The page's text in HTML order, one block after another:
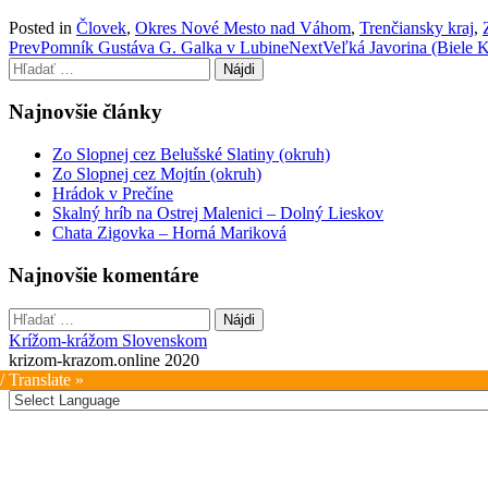
Posted in Človek, Okres Nové Mesto nad Váhom, Trenčiansky kraj,
Post
navigation
PrevPomník Gustáva G. Galka v LubineNextVeľká Javorina (Biele
Hľadať:
Najnovšie články
Zo Slopnej cez Belušské Slatiny (okruh)
Zo Slopnej cez Mojtín (okruh)
Hrádok v Prečíne
Skalný hríb na Ostrej Malenici – Dolný Lieskov
Chata Zigovka – Horná Mariková
Najnovšie komentáre
Hľadať:
Krížom-krážom Slovenskom
krizom-krazom.online 2020
Translate »